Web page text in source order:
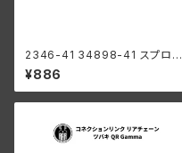
2346-41 34898-41 スプロケ
ット カバー ピン ハーレーダビッ
ドソン 1941-73年 WL G
¥886